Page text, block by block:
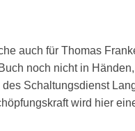
auch für Thomas
noch nicht in
Schaltungsdienst
wird hier